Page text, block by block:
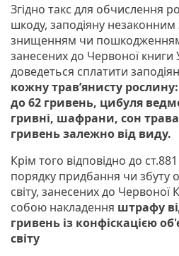
Згідно такс для обчислення
шкоду, заподіяну
знищенням чи пошкодженням
занесених до Червоної
доведеться сплатити
кожну трав’янисту
до 62 гривень, цибуля
гривні, шафрани, сон трава
гривень залежно від виду.
Крім того відповідно до
порядку придбання чи збуту
світу, занесених до Червоної
собою накладення штрафу
гривень із конфіскацією
світу